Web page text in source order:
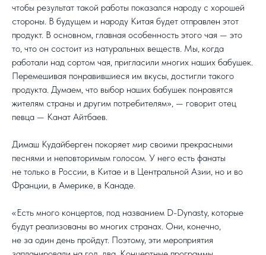
чтобы результат такой работы показался народу с хорошей
стороны. В будущем и народу Китая будет отправлен этот
продукт. В основном, главная особенность этого чая — это
то, что он состоит из натуральных веществ. Мы, когда
работали над сортом чая, пригласили многих наших бабушек.
Перемешивая понравившиеся им вкусы, достигли такого
продукта. Думаем, что выбор наших бабушек понравятся
жителям страны и другим потребителям», — говорит отец
певца — Канат Айтбаев.
Димаш Кудайберген покоряет мир своими прекрасными
песнями и неповторимым голосом. У него есть фанаты
не только в России, в Китае и в Центральной Азии, но и во
Франции, в Америке, в Канаде.
«Есть много концертов, под названием D-Dynasty, которые
будут реализованы во многих странах. Они, конечно,
не за один день пройдут. Поэтому, эти мероприятия